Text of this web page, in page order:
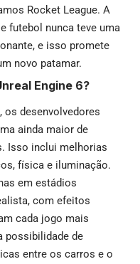
Rocket League. A
futebol nunca teve uma
e isso promete
novo patamar.
Engine 6?
os desenvolvedores
ainda maior de
Isso inclui melhorias
física e iluminação.
em estádios
com efeitos
cada jogo mais
possibilidade de
entre os carros e o